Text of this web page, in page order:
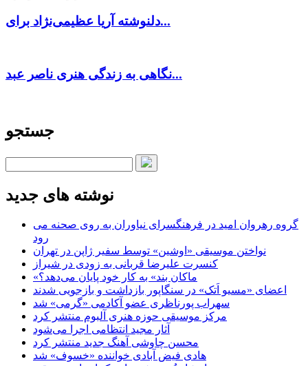
دلنوشته آریا عظیمی‌نژاد برای...
نگاهی به زندگی هنری ناصر عبد...
جستجو
نوشته های جدید
گروه رهروان امید در فرهنگسرای نیاوران به روی صحنه می
رود
نواختن موسیقی «اوشین» توسط سفیر ژاپن در تهران
کنسرت علیرضا قربانی به زودی در شیراز
«ماکان بند» به کار خود پایان می‌دهد؟
اعضای «مسیو اَتک» در سنگاپور بازداشت و بازجویی شدند
سهراب پورناظری عضو آکادمی «گرمی» شد
مرکز موسیقی حوزه هنری آلبوم منتشر کرد
آثار مجید انتظامی اجرا می‌شود
محسن چاوشی آهنگ جدید منتشر کرد
هادی فیض آبادی خواننده «خسوف» شد